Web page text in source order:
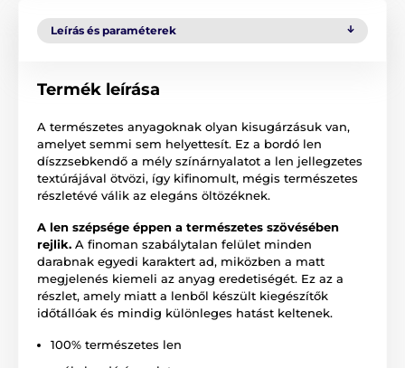
Leírás és paraméterek
Termék leírása
A természetes anyagoknak olyan kisugárzásuk van,
amelyet semmi sem helyettesít. Ez a bordó len
díszzsebkendő a mély színárnyalatot a len jellegzetes
textúrájával ötvözi, így kifinomult, mégis természetes
részletévé válik az elegáns öltözéknek.
A len szépsége éppen a természetes szövésében
rejlik. A finoman szabálytalan felület minden
darabnak egyedi karaktert ad, miközben a matt
megjelenés kiemeli az anyag eredetiségét. Ez az a
részlet, amely miatt a lenből készült kiegészítők
időtállóak és mindig különleges hatást keltenek.
100% természetes len